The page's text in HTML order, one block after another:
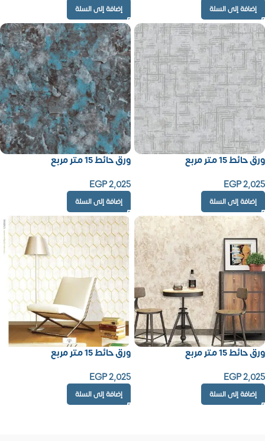
إضافة إلى السلة إضافة إلى السلة
ورق حائط 15 متر مربع
EGP2,025
إضافة إلى السلة
ورق حائط 15 متر مربع
EGP2,025
إضافة إلى السلة
ورق حائط 15 متر مربع
EGP2,025
إضافة إلى السلة
ورق حائط 15 متر مربع
EGP2,025
إضافة إلى السلة